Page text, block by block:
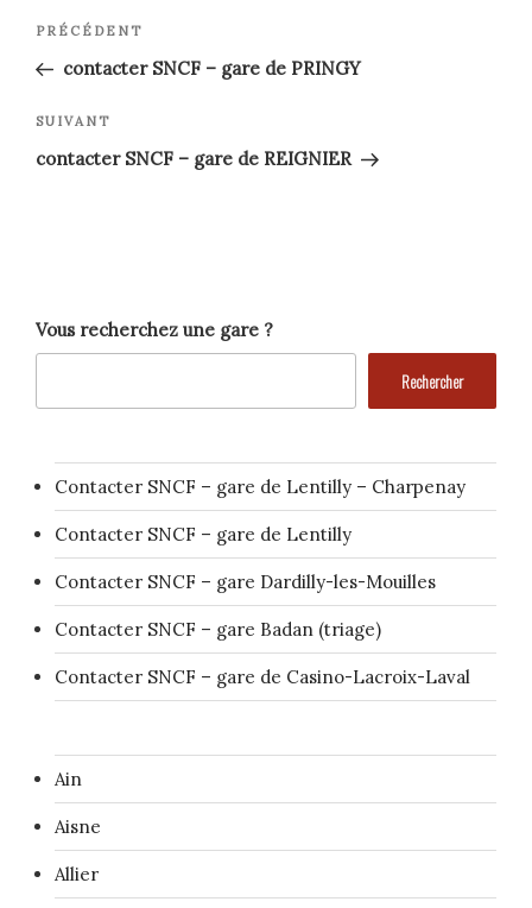
Navigation
de
l’article
Article
précédent
PRÉCÉDENT
contacter SNCF – gare de PRINGY
Article
suivant
SUIVANT
contacter SNCF – gare de REIGNIER
Vous recherchez une gare ?
Rechercher
Contacter SNCF – gare de Lentilly – Charpenay
Contacter SNCF – gare de Lentilly
Contacter SNCF – gare Dardilly-les-Mouilles
Contacter SNCF – gare Badan (triage)
Contacter SNCF – gare de Casino-Lacroix-Laval
Ain
Aisne
Allier